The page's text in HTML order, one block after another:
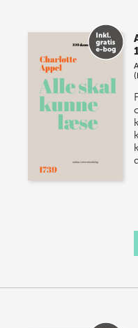
store sommer-
onsdag den 10. j…